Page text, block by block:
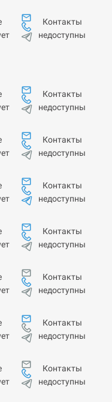
Контакты
недоступны
Контакты
недоступны
Контакты
недоступны
Контакты
недоступны
Контакты
недоступны
Контакты
недоступны
Контакты
недоступны
Контакты
недоступны